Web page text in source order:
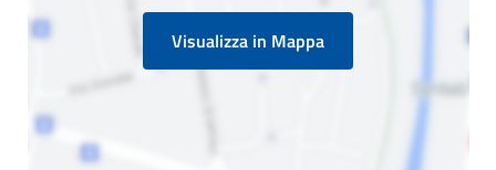
Visualizza in Mappa